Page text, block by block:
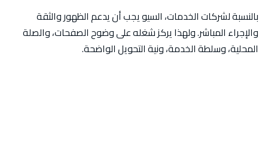
بالنسبة لشركات الخدمات، السيو يجب أن يدعم الظهور والثقة
والإجراء المباشر. ولهذا يركز شغله على وضوح الصفحات، والصلة
المحلية، وسلطة الخدمة، ونية التحويل الواضحة.